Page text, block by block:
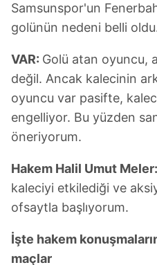
Samsunspor'un
golünün nedeni belli
VAR: Golü atan oyuncu,
değil. Ancak kalecinin
oyuncu var pasifte,
engelliyor. Bu yüzden
öneriyorum.
Hakem Halil Umut Meler:
kaleciyi etkilediği ve
ofsaytla başlıyorum.
İşte hakem
maçlar